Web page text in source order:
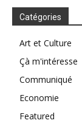
Catégories
Art et Culture
Çà m'intéresse
Communiqué
Economie
Featured